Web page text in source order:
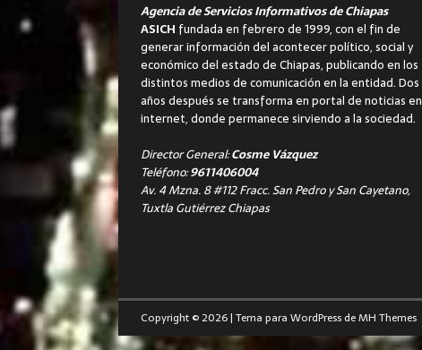
Agencia de Servicios Informativos de Chiapas
ASICH fundada en febrero de 1999, con el fin de
generar información del acontecer político, social y
económico del estado de Chiapas, publicando en los
distintos medios de comunicación en la entidad. Dos
años después se transforma en portal de noticias en
internet, donde permanece sirviendo a la sociedad.
Director General:Cosme Vázquez
Teléfono:9611406004
Av. 4 Mzna. 8 #112 Fracc. San Pedro y San Cayetano,
Tuxtla Gutiérrez Chiapas
Copyright © 2026 | Tema para WordPress deMH Themes